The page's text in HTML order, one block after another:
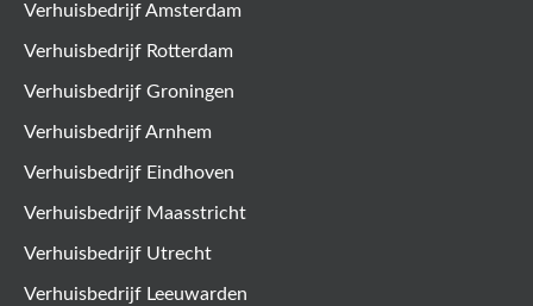
Verhuisbedrijf Amsterdam
Verhuisbedrijf Rotterdam
Verhuisbedrijf Groningen
Verhuisbedrijf Arnhem
Verhuisbedrijf Eindhoven
Verhuisbedrijf Maasstricht
Verhuisbedrijf Utrecht
Verhuisbedrijf Leeuwarden